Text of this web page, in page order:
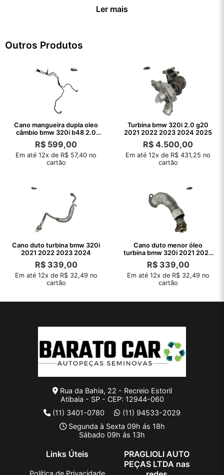
Ler mais
Outros Produtos
Cano mangueira dupla oleo
câmbio bmw 320i b48 2.0
2020 2021
R$ 599,00
Em até 12x de R$ 57,40 no
cartão
Turbina bmw 320i 2.0 g20
2021 2022 2023 2024 2025
R$ 4.500,00
Em até 12x de R$ 431,25 no
cartão
Cano duto turbina bmw 320i
2021 2022 2023 2024
R$339,00
Em até 12x de R$ 32,49 no
cartão
Cano duto menor óleo
turbina bmw 320i 2021 2022
2023 2024
R$339,00
Em até 12x de R$ 32,49 no
cartão
Rua da Bahia, 22 - Recreio Estoril
Atibaia - SP - CEP: 12944-060
(11) 3401-0780
(11) 94533-2029
Segunda à Sexta 09h ás 18h
Sábado 09h ás 13h
Links Úteis
PRAGLIOLI AUTO
PEÇAS LTDA nas